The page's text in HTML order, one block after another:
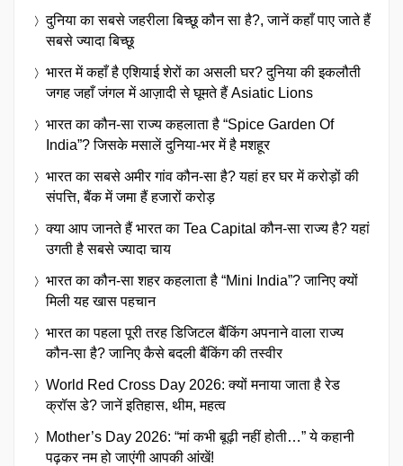
दुनिया का सबसे जहरीला बिच्छू कौन सा है?, जानें कहाँ पाए जाते हैं
सबसे ज्यादा बिच्छू
भारत में कहाँ है एशियाई शेरों का असली घर? दुनिया की इकलौती
जगह जहाँ जंगल में आज़ादी से घूमते हैं Asiatic Lions
भारत का कौन-सा राज्य कहलाता है “Spice Garden Of
India”? जिसके मसालें दुनिया-भर में है मशहूर
भारत का सबसे अमीर गांव कौन-सा है? यहां हर घर में करोड़ों की
संपत्ति, बैंक में जमा हैं हजारों करोड़
क्या आप जानते हैं भारत का Tea Capital कौन-सा राज्य है? यहां
उगती है सबसे ज्यादा चाय
भारत का कौन-सा शहर कहलाता है “Mini India”? जानिए क्यों
मिली यह खास पहचान
भारत का पहला पूरी तरह डिजिटल बैंकिंग अपनाने वाला राज्य
कौन-सा है? जानिए कैसे बदली बैंकिंग की तस्वीर
World Red Cross Day 2026: क्यों मनाया जाता है रेड
क्रॉस डे? जानें इतिहास, थीम, महत्व
Mother’s Day 2026: “मां कभी बूढ़ी नहीं होती…” ये कहानी
पढ़कर नम हो जाएंगी आपकी आंखें!